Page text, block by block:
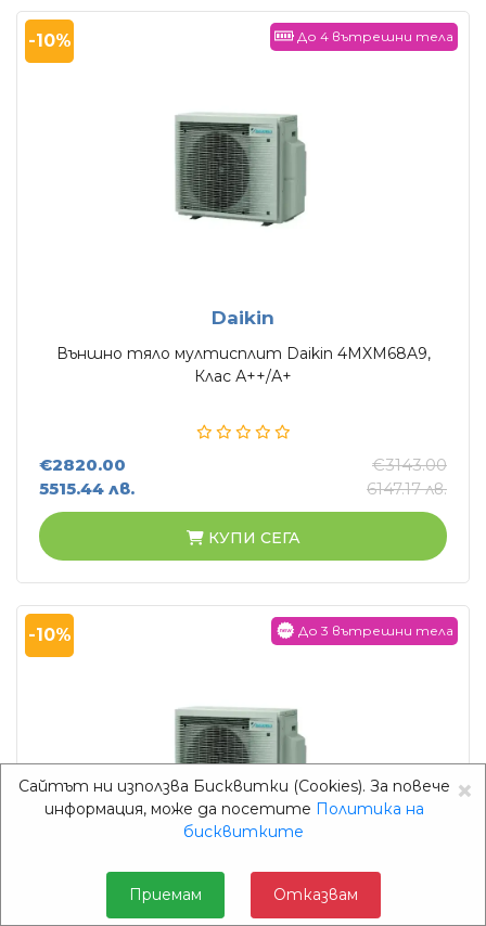
-10% До 4 вътрешни тела
Daikin
Външно тяло мултисплит Daikin 4MXM68A9,
Клас А++/А+
€2820.00
5515.44 лв.
€3143.00
6147.17 лв.
КУПИ СЕГА
-10% До 3 вътрешни тела
Daikin
×
Сайтът ни използва Бисквитки (Cookies). За повече
информация, може да посетите Политика на
бисквитките
Приемам Отказвам